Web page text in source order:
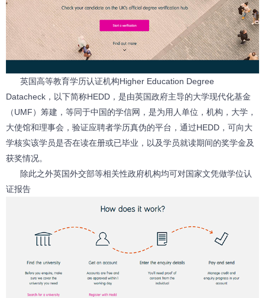
英国高等教育学历认证机构Higher Education Degree
Datacheck，以下简称HEDD，是由英国政府主导的大学现代化基金
（UMF）筹建，等同于中国的学信网，是为用人单位，机构，大学，
大使馆和理事会，验证应聘者学历真伪的平台，通过HEDD，可向大
学核实该学员是否在读在册或已毕业，以及学员就读期间的奖学金及
获奖情况。
除此之外英国外交部等相关性政府机构均可对国家文凭做学位认
证报告